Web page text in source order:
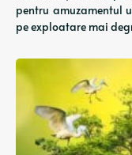
pentru amuzamentul
pe exploatare mai